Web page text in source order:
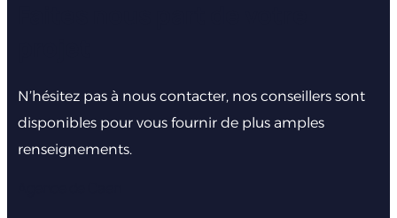
N’hésitez pas à nous contacter, nos conseillers sont
disponibles pour vous fournir de plus amples
renseignements.